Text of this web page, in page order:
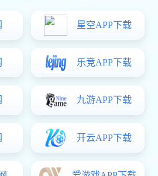
荣 耀 加 冕
年首场重量级盛会，本届年会吸
探行业破局之道。
活动现场